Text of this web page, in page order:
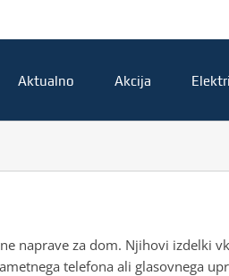
Aktualno Akcija
naprave za dom. Njihovi
telefona ali glasovnega